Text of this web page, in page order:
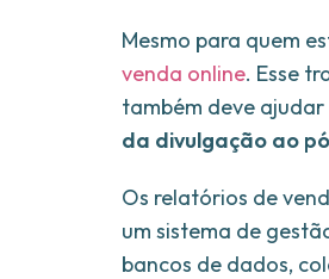
Mesmo para quem
venda online. Esse
também deve
da divulgação ao
Os relatórios de
um sistema de
bancos de dados,